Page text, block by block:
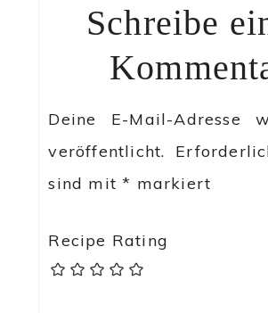
Schreibe
Deine E-Mail-Adresse
veröffentlicht.
sind mit* markiert
Recipe Rating